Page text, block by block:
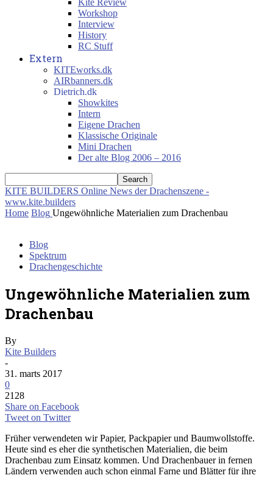
Kite Review
Workshop
Interview
History
RC Stuff
Extern
KITEworks.dk
AIRbanners.dk
Dietrich.dk
Showkites
Intern
Eigene Drachen
Klassische Originale
Mini Drachen
Der alte Blog 2006 – 2016
KITE BUILDERS Online News der Drachenszene -
www.kite.builders
Home Blog Ungewöhnliche Materialien zum Drachenbau
Blog
Spektrum
Drachengeschichte
Ungewöhnliche Materialien zum
Drachenbau
By
Kite Builders
-
31. marts 2017
0
2128
Share on Facebook
Tweet on Twitter
Früher verwendeten wir Papier, Packpapier und Baumwollstoffe.
Heute sind es eher die synthetischen Materialien, die beim
Drachenbau zum Einsatz kommen. Und Drachenbauer in fernen
Ländern verwenden auch schon einmal Farne und Blätter für ihre